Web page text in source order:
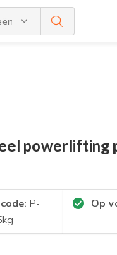
powerlifting
P-
Op